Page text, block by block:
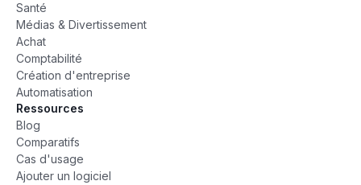
Santé
Médias & Divertissement
Achat
Comptabilité
Création d'entreprise
Automatisation
Ressources
Blog
Comparatifs
Cas d'usage
Ajouter un logiciel